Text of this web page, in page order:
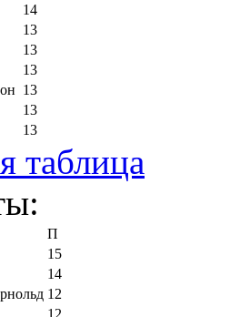
14
13
13
13
13
13
13
таблица
П
15
14
12
12